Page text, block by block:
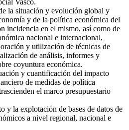
la situación y evolución global y
y de la política económica del
incidencia en el mismo, así como de
nacional e internacional,
y utilización de técnicas de
de análisis, informes y
coyuntura económica.
y cuantificación del impacto
de medidas de política
el marco presupuestario
y la explotación de bases de datos de
a nivel regional, nacional e